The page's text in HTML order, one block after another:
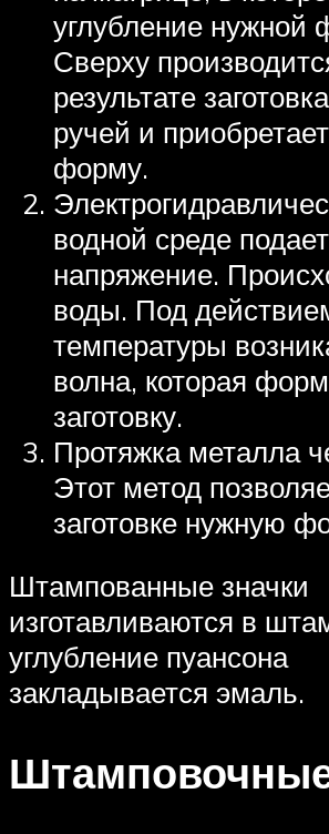
углубление нужной
Сверху
результате
ручей и
форму.
водной среде
напряжение.
воды. Под
температуры
волна, которая
заготовку.
Протяжка металла
Этот метод
заготовке нужную
Штампованные значки
изготавливаются в
углубление пуансона
закладывается эмаль.